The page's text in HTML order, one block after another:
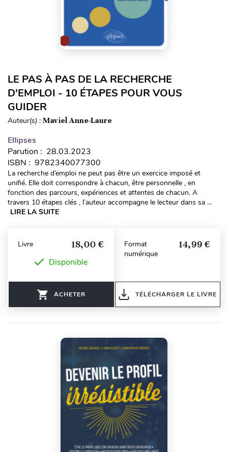
LE PAS À PAS DE LA RECHERCHE
D'EMPLOI - 10 ÉTAPES POUR VOUS
GUIDER
Auteur(s) : Maviel Anne-Laure
Ellipses
Parution : 28.03.2023
ISBN : 9782340077300
La recherche d’emploi ne peut pas être un exercice imposé et
unifié. Elle doit correspondre à chacun, être personnelle , en
fonction des parcours, expériences et attentes de chacun. A
travers 10 étapes clés , l’auteur accompagne le lecteur dans sa ...
LIRE LA SUITE
Livre 18,00 €
Disponible
ACHETER
Format
numérique
14,99 €
TÉLÉCHARGER LE LIVRE